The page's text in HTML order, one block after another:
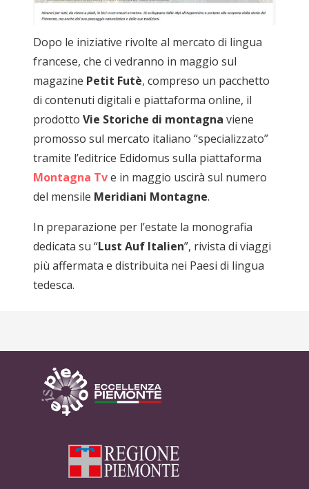
Dopo le iniziative rivolte al mercato di lingua
francese, che ci vedranno in maggio sul
magazine Petit Futè, compreso un pacchetto
di contenuti digitali e piattaforma online, il
prodotto Vie Storiche di montagna viene
promosso sul mercato italiano “specializzato”
tramite l’editrice Edidomus sulla piattaforma
Montagna Tve in maggio uscirà sul numero
del mensile Meridiani Montagne.
In preparazione per l’estate la monografia
dedicata su “Lust Auf Italien”, rivista di viaggi
più affermata e distribuita nei Paesi di lingua
tedesca.